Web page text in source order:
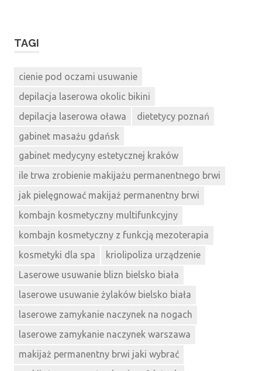
TAGI
cienie pod oczami usuwanie
depilacja laserowa okolic bikini
depilacja laserowa oława
dietetycy poznań
gabinet masażu gdańsk
gabinet medycyny estetycznej kraków
ile trwa zrobienie makijażu permanentnego brwi
jak pielęgnować makijaż permanentny brwi
kombajn kosmetyczny multifunkcyjny
kombajn kosmetyczny z funkcją mezoterapia
kosmetyki dla spa
kriolipoliza urządzenie
Laserowe usuwanie blizn bielsko biała
laserowe usuwanie żylaków bielsko biała
laserowe zamykanie naczynek na nogach
laserowe zamykanie naczynek warszawa
makijaż permanentny brwi jaki wybrać